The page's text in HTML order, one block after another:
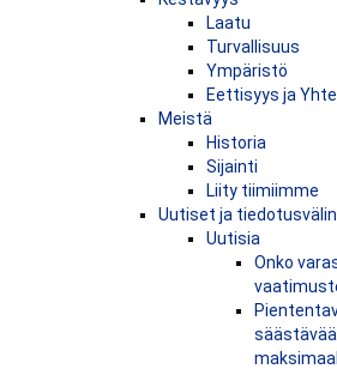
Laatu
Turvallisuus
Ympäristö
Eettisyys ja
Meistä
Historia
Sijainti
Liity tiimiimme
Uutiset ja
Uutisia
Onko